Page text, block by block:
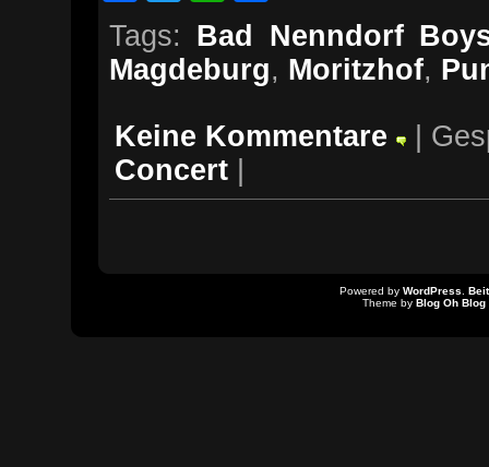
Tags: Bad Nenndorf
Magdeburg, Moritzhof,
Keine Kommentare
|
Concert
Powered by WordPress
Theme by Blog Oh Blog